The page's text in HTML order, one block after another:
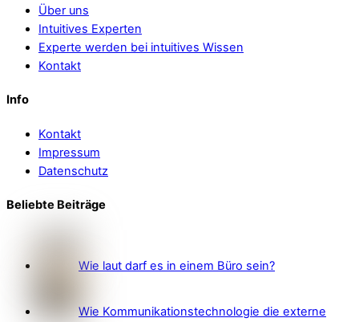
Über uns
Intuitives Experten
Experte werden bei intuitives Wissen
Kontakt
Info
Kontakt
Impressum
Datenschutz
Beliebte Beiträge
Wie laut darf es in einem Büro sein?
Wie Kommunikationstechnologie die externe